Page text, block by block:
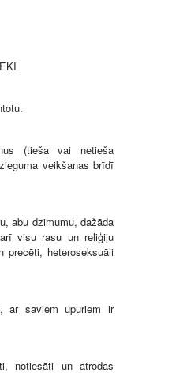
(tieša vai netieša
veikšanas brīdī
abu dzimumu, dažāda
visu rasu un reliģiju
precēti, heteroseksuāli
ar saviem upuriem ir
notiesāti un atrodas